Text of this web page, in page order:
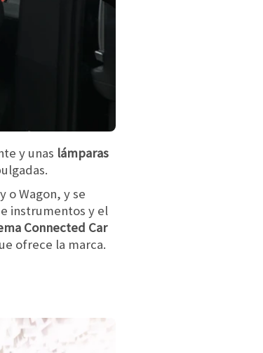
y unas lámparas
o Wagon, y se
instrumentos y el
Connected Car
ofrece la marca.